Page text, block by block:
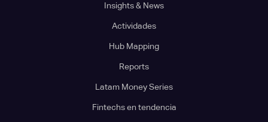
Insights & News
Actividades
Hub Mapping
Reports
Latam Money Series
Fintechs en tendencia